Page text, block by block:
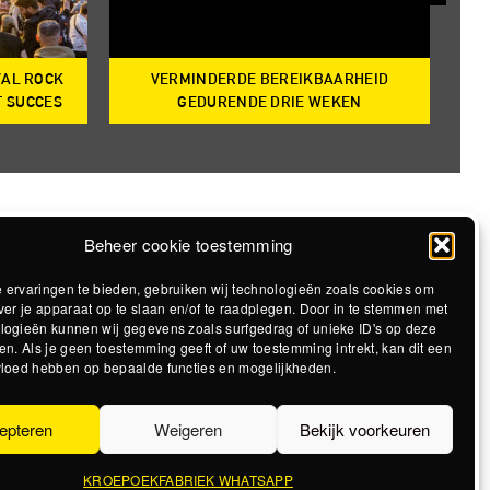
Beheer cookie toestemming
ervaringen te bieden, gebruiken wij technologieën zoals cookies om
je apparaat op te slaan en/of te raadplegen. Door in te stemmen met
kunnen wij gegevens zoals surfgedrag of unieke ID's op deze
Als je geen toestemming geeft of uw toestemming intrekt, kan dit een
hebben op bepaalde functies en mogelijkheden.
Weigeren Bekijk voorkeuren
KROEPOEKFABRIEK WHATSAPP
ROCK
SUCCES
VERMINDERDE BEREIKBAARHEID
GEDURENDE DRIE WEKEN